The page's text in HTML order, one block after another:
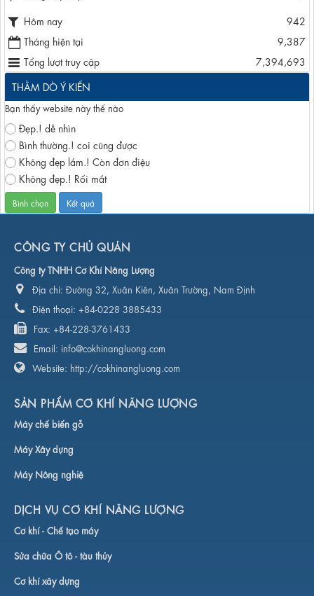
Hôm nay
942
Tháng hiện tại
9,387
Tổng lượt truy cập
7,394,693
THẰM DÒ Ý KIẾN
Bạn thấy website này thế nào
Đẹp.! dễ nhìn
Bình thường.! coi cũng được
Không đẹp lắm.! Còn đơn điệu
Không đẹp.! Rối mắt
CÔNG TY CHỦ QUẢN
Công ty TNHH Cơ Khí Năng Lượng
Địa chỉ: Đường 32, Xuân Kiên, Xuân Trường, Nam Định
Điện thoại: +84-0228 3885433
Fax: +84-228-3761433
Email: info@cokhinangluong.com
Website: http://cokhinangluong.com
SẢN PHẨM CƠ KHÍ NĂNG LƯỢNG
Máy chế biến gỗ
Máy Xây dựng
Máy Nông nghiệ
DỊCH VỤ CƠ KHÍ NĂNG LƯỢNG
Cơ khí -Chế tạo máy
Sửa chữa Ô tô - tàu thủy
Cơ khí xây dựng